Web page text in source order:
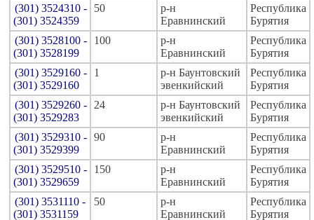
(301) 3524310 -
(301) 3524359
50
р-н
Еравнинский
Республика
Бурятия
(301) 3528100 -
(301) 3528199
100
р-н
Еравнинский
Республика
Бурятия
(301) 3529160 -
(301) 3529160
1
р-н Баунтовский
эвенкийский
Республика
Бурятия
(301) 3529260 -
(301) 3529283
24
р-н Баунтовский
эвенкийский
Республика
Бурятия
(301) 3529310 -
(301) 3529399
90
р-н
Еравнинский
Республика
Бурятия
(301) 3529510 -
(301) 3529659
150
р-н
Еравнинский
Республика
Бурятия
(301) 3531110 -
(301) 3531159
50
р-н
Еравнинский
Республика
Бурятия